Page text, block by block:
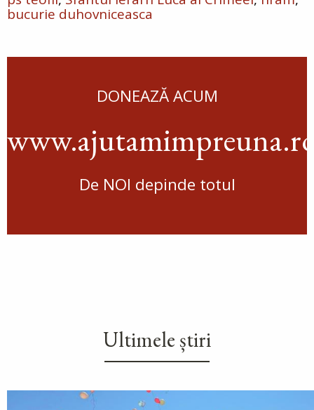
bucurie duhovniceasca
DONEAZĂ ACUM
De NOI depinde totul
Ultimele știri